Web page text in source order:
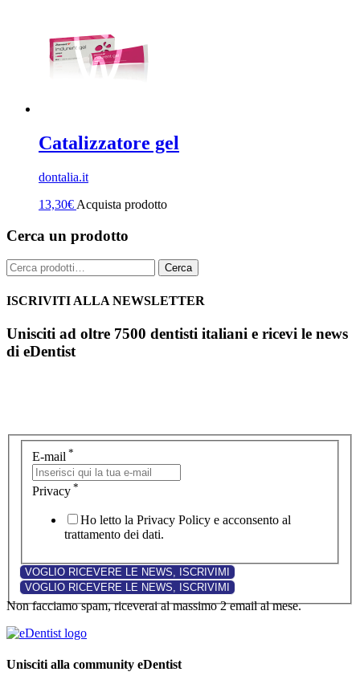
Catalizzatore gel
dontalia.it
13,30€ Acquista prodotto
Cerca un prodotto
Cerca: Cerca
ISCRIVITI ALLA NEWSLETTER
Unisciti ad oltre 7500 dentisti italiani e ricevi le news
di eDentist
E-mail *
Privacy *
Ho letto la Privacy Policy e acconsento al
trattamento dei dati.
Non facciamo spam, riceverai al massimo 2 email al mese.
Unisciti alla community eDentist